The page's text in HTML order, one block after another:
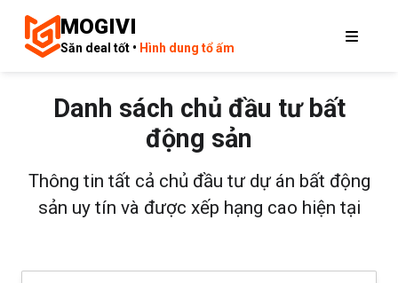
MOGIVI
Săn deal tốt • Hình dung tổ ấm
Danh sách chủ đầu tư bất
động sản
Thông tin tất cả chủ đầu tư dự án bất động
sản uy tín và được xếp hạng cao hiện tại